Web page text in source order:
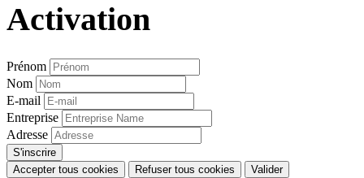
Activation
Prénom
Nom
E-mail
Entreprise
Adresse
Accepter tous cookies Refuser tous cookies Valider